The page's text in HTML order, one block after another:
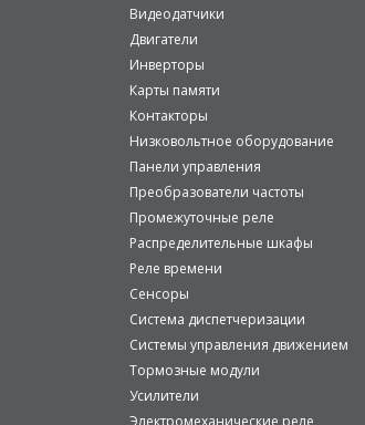
Видеодатчики
Двигатели
Инверторы
Карты памяти
Контакторы
Низковольтное оборудование
Панели управления
Преобразователи частоты
Промежуточные реле
Распределительные шкафы
Реле времени
Сенсоры
Система диспетчеризации
Системы управления движением
Тормозные модули
Усилители
Электромеханические реле